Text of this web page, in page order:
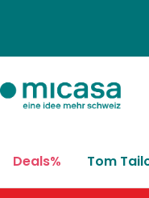
Deals% Tom